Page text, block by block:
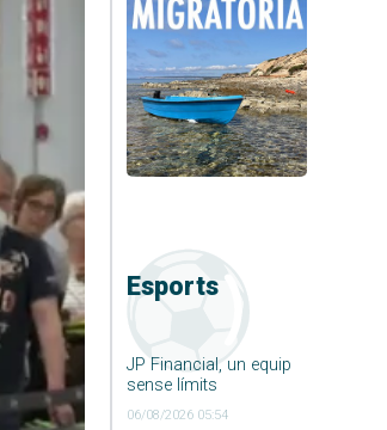
Esports
JP Financial, un equip
sense límits
06/08/2026 05:54